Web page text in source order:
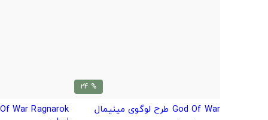
% 24
God Of War طرح لوگوی مینیمال